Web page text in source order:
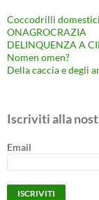
Coccodrilli domestici
ONAGROCRAZIA
DELINQUENZA A
Nomen omen?
Della caccia e degli
Iscriviti alla
Email